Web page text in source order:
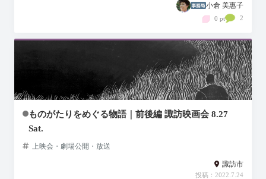
小倉 美惠子
0 pt 2
ものがたりをめぐる物語｜前後編 諏訪映画会 8.27
Sat.
上映会・劇場公開・放送
諏訪市
投稿：2022.7.24